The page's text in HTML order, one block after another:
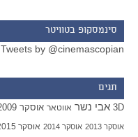
סינמסקופ בטוויטר
Tweets by @cinemascopian
תגים
3D אבי נשר אווטאר אוסקר 2009
אוסקר 2013 אוסקר 2014 אוסקר 2015